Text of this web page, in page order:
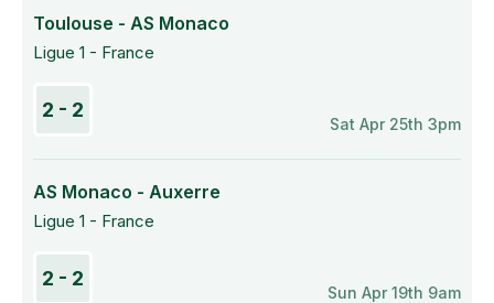
Toulouse - AS Monaco
Ligue 1 - France
2 - 2
Sat Apr 25th 3pm
AS Monaco - Auxerre
Ligue 1 - France
2 - 2
Sun Apr 19th 9am